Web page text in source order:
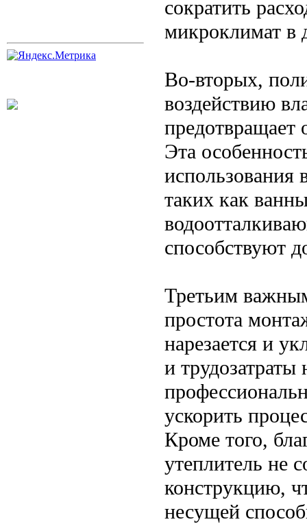
сократить
микроклимат в
Во-вторых,
воздействию
предотвращает
Эта
таких как
способствуют
Третьим
простота
нарезается и
и трудозатраты
ускорить
Кроме того,
утеплитель не
конструкцию,
несущей